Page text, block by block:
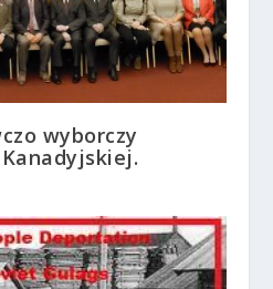
wyborczy